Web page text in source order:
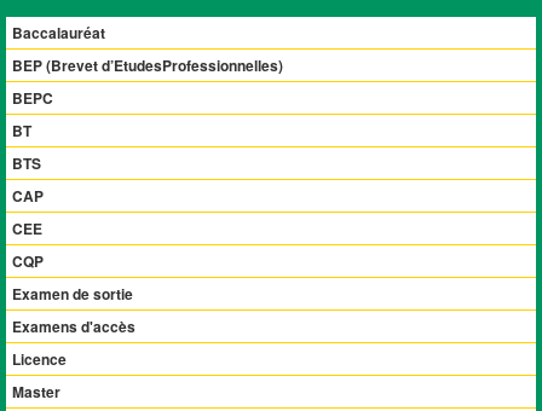
Baccalauréat
BEP (Brevet d’EtudesProfessionnelles)
BEPC
BT
BTS
CAP
CEE
CQP
Examen de sortie
Examens d'accès
Licence
Master